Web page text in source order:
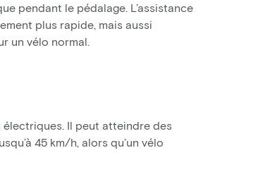
pendant le pédalage. L’assistance
plus rapide, mais aussi
un vélo normal.
électriques. Il peut atteindre des
45 km/h, alors qu’un vélo